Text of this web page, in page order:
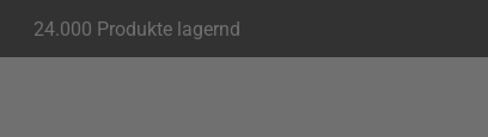
24.000 Produkte lagernd